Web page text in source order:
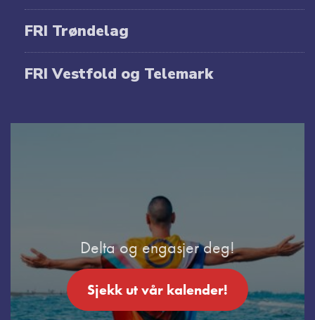
FRI Trøndelag
FRI Vestfold og Telemark
Delta og engasjer deg!
Sjekk ut vår kalender!